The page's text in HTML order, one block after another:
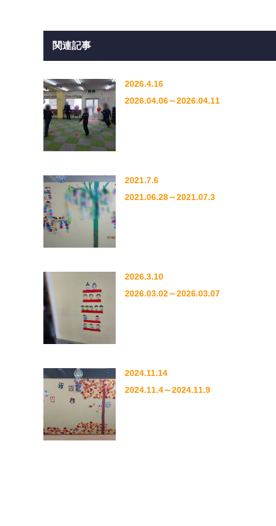
関連記事
2026.4.16
2026.04.06～2026.04.11
2021.7.6
2021.06.28～2021.07.3
2026.3.10
2026.03.02～2026.03.07
2024.11.14
2024.11.4～2024.11.9